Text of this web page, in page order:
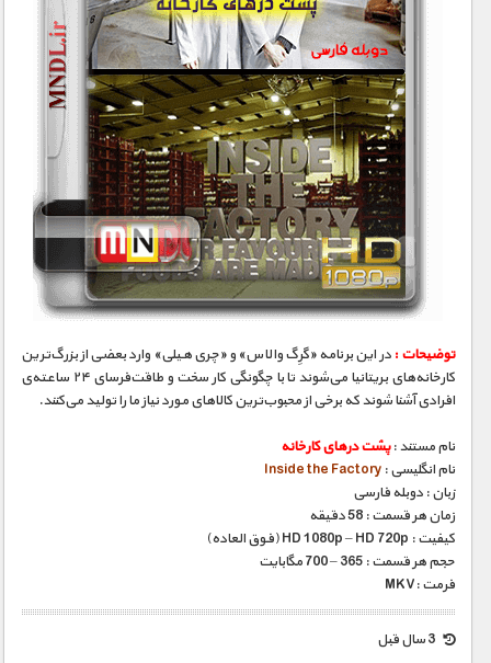
توضیحات :در این برنامه «گرِگ والاس» و «چری هیلی» وارد بعضی از بزرگ‌ترین
کارخانه‌های بریتانیا می‌شوند تا با چگونگی کار سخت و طاقت‌فرسای ۲۴ ساعته‌ی
افرادی آشنا شوند که برخی از محبوب‌ترین کالاهای مورد نیاز ما را تولید می‌کنند.
نام مستند :پشت درهای کارخانه
نام انگلیسی : Inside the Factory
زبان : دوبله فارسی
زمان هر قسمت : 58 دقیقه
کیفیت : HD 1080p – HD 720p (فوق العاده)
حجم هر قسمت : 365 – 700 مگابایت
فرمت :MKV